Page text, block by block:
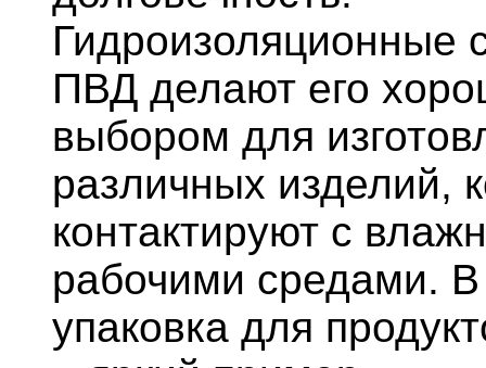
Гидроизоляционные
ПВД делают его
выбором для
различных изделий,
контактируют с
рабочими средами. В
упаковка для